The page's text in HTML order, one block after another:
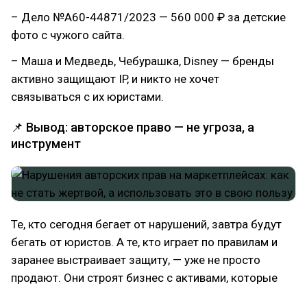
– Дело №А60-44871/2023 — 560 000 ₽ за детские
фото с чужого сайта.
– Маша и Медведь, Чебурашка, Disney — бренды
активно защищают IP, и никто не хочет
связываться с их юристами.
📌 Вывод: авторское право — не угроза, а
инструмент
Те, кто сегодня бегает от нарушений, завтра будут
бегать от юристов. А те, кто играет по правилам и
заранее выстраивает защиту, — уже не просто
продают. Они строят бизнес с активами, которые